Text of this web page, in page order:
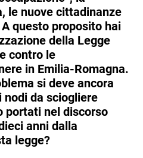
le nuove cittadinanze
questo proposito hai
della Legge
contro le
in Emilia-Romagna.
si deve ancora
nodi da sciogliere
portati nel discorso
anni dalla
legge?